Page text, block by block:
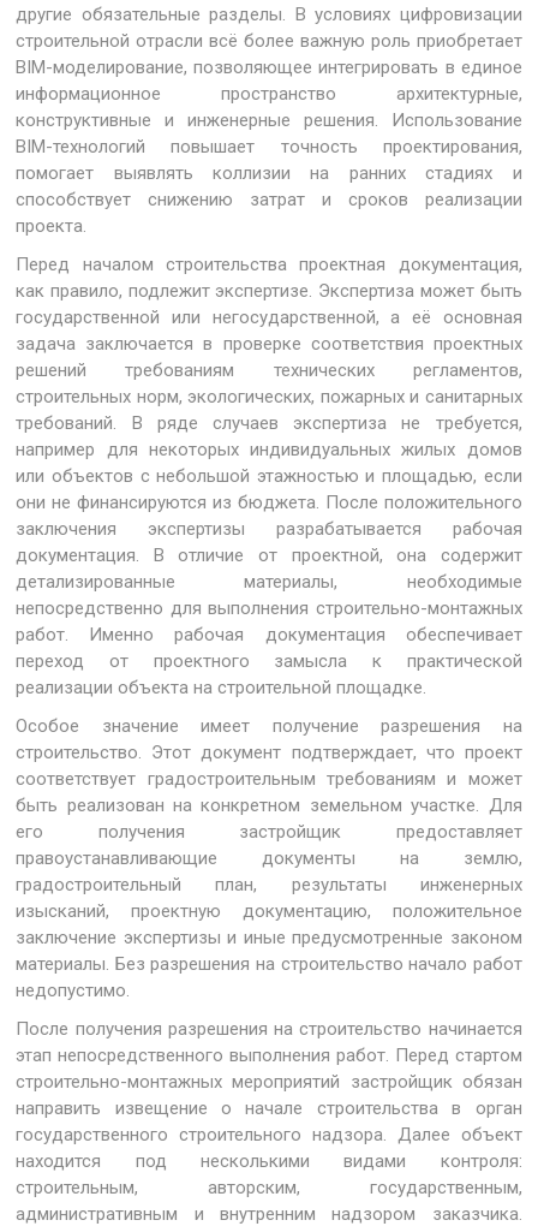
другие обязательные разделы. В условиях цифровизации
строительной отрасли всё более важную роль приобретает
BIM-моделирование, позволяющее интегрировать в единое
информационное пространство архитектурные,
конструктивные и инженерные решения. Использование
BIM-технологий повышает точность проектирования,
помогает выявлять коллизии на ранних стадиях и
способствует снижению затрат и сроков реализации
проекта.
Перед началом строительства проектная документация,
как правило, подлежит экспертизе. Экспертиза может быть
государственной или негосударственной, а её основная
задача заключается в проверке соответствия проектных
решений требованиям технических регламентов,
строительных норм, экологических, пожарных и санитарных
требований. В ряде случаев экспертиза не требуется,
например для некоторых индивидуальных жилых домов
или объектов с небольшой этажностью и площадью, если
они не финансируются из бюджета. После положительного
заключения экспертизы разрабатывается рабочая
документация. В отличие от проектной, она содержит
детализированные материалы, необходимые
непосредственно для выполнения строительно-монтажных
работ. Именно рабочая документация обеспечивает
переход от проектного замысла к практической
реализации объекта на строительной площадке.
Особое значение имеет получение разрешения на
строительство. Этот документ подтверждает, что проект
соответствует градостроительным требованиям и может
быть реализован на конкретном земельном участке. Для
его получения застройщик предоставляет
правоустанавливающие документы на землю,
градостроительный план, результаты инженерных
изысканий, проектную документацию, положительное
заключение экспертизы и иные предусмотренные законом
материалы. Без разрешения на строительство начало работ
недопустимо.
После получения разрешения на строительство начинается
этап непосредственного выполнения работ. Перед стартом
строительно-монтажных мероприятий застройщик обязан
направить извещение о начале строительства в орган
государственного строительного надзора. Далее объект
находится под несколькими видами контроля:
строительным, авторским, государственным,
административным и внутренним надзором заказчика.